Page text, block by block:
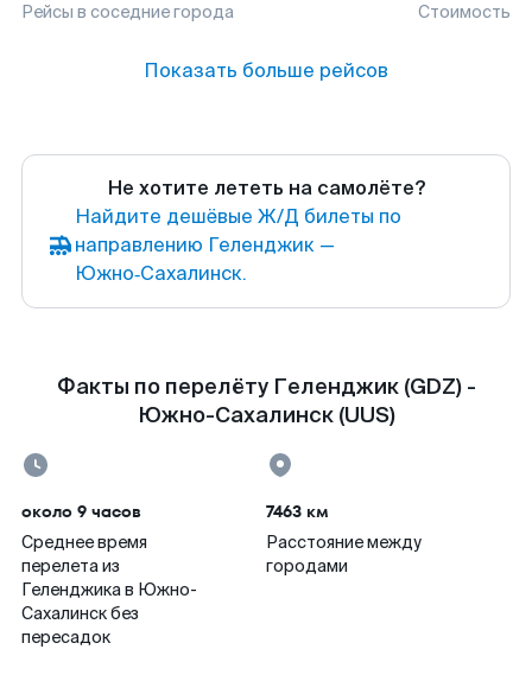
Рейсы в соседние города Стоимость
Показать больше рейсов
Не хотите лететь на самолёте?
Найдите дешёвые Ж/Д билеты по
направлению Геленджик —
Южно‑Сахалинск.
Факты по перелёту Геленджик (GDZ) -
Южно-Сахалинск (UUS)
около 9 часов
Среднее время
перелета из
Геленджика в Южно-
Сахалинск без
пересадок
7463 км
Расстояние между
городами